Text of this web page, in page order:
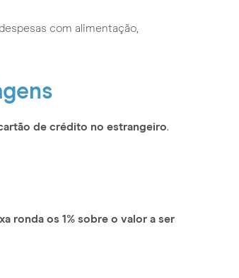
com alimentação,
de crédito no estrangeiro.
ronda os 1% sobre o valor a ser